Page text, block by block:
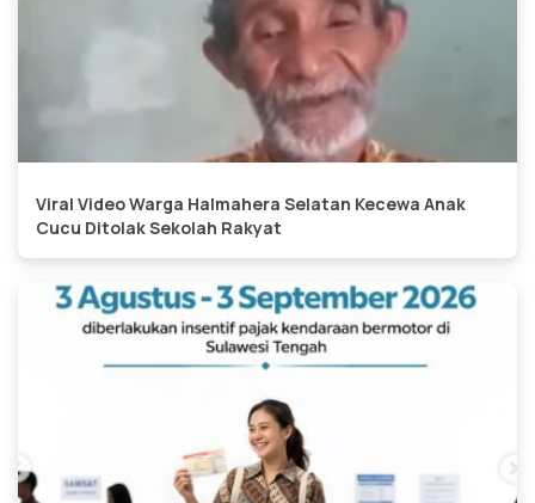
Viral Video Warga Halmahera Selatan Kecewa Anak
Cucu Ditolak Sekolah Rakyat